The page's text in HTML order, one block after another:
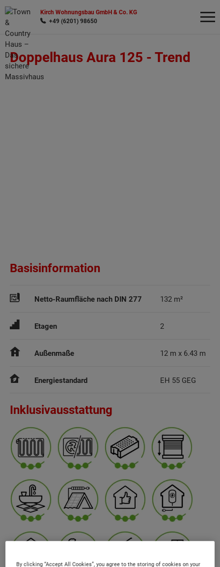
Kirch Wohnungsbau GmbH & Co. KG
+49 (6201) 98650
Doppelhaus Aura 125 - Trend
Basisinformation
Netto-Raumfläche nach DIN 277 132 m²
Etagen 2
Außenmaße 12 m x 6.43 m
Energiestandard EH 55 GEG
Inklusivausstattung
Wonach möchten Sie suchen?
By clicking “Accept All Cookies”, you agree to the storing of cookies on your